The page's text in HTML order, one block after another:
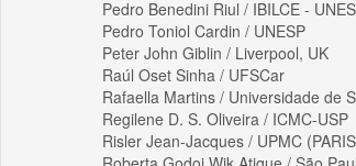
Pedro Benedini Riul / IBILCE -
Pedro Toniol Cardin / UNESP
Peter John Giblin / Liverpool, UK
Raúl Oset Sinha / UFSCar
Rafaella Martins / Universidade de
Regilene D. S. Oliveira / ICMC-USP
Risler Jean-Jacques / UPMC